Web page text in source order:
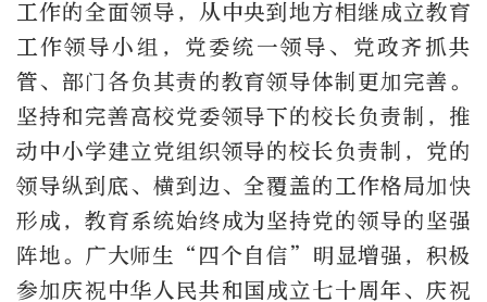
工作的全面领导，从中央到地方相继成立教育
工作领导小组，党委统一领导、党政齐抓共
管、部门各负其责的教育领导体制更加完善。
坚持和完善高校党委领导下的校长负责制，推
动中小学建立党组织领导的校长负责制，党的
领导纵到底、横到边、全覆盖的工作格局加快
形成，教育系统始终成为坚持党的领导的坚强
阵地。广大师生“四个自信”明显增强，积极
参加庆祝中华人民共和国成立七十周年、庆祝